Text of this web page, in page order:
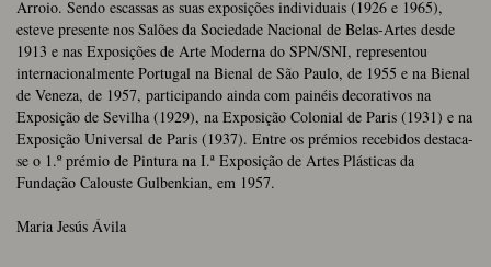
Arroio. Sendo escassas as suas exposições individuais (1926 e 1965),
esteve presente nos Salões da Sociedade Nacional de Belas-Artes desde
1913 e nas Exposições de Arte Moderna do SPN/SNI, representou
internacionalmente Portugal na Bienal de São Paulo, de 1955 e na Bienal
de Veneza, de 1957, participando ainda com painéis decorativos na
Exposição de Sevilha (1929), na Exposição Colonial de Paris (1931) e na
Exposição Universal de Paris (1937). Entre os prémios recebidos destaca-
se o 1.º prémio de Pintura na I.ª Exposição de Artes Plásticas da
Fundação Calouste Gulbenkian, em 1957.
Maria Jesús Ávila